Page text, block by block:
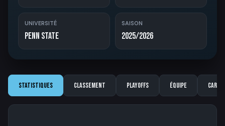
UNIVERSITÉ
Penn State
SAISON
2025/2026
Statistiques Classement Playoffs Équipe